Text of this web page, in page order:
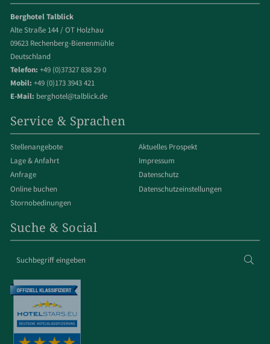
Berghotel Talblick
Alte Straße 144 / OT Holzhau
09623 Rechenberg-Bienenmühle
Deutschland
Telefon: +49 (0)37327 838 29 0
Mobil: +49 (0)173 3943 421
E-Mail: berghotel@talblick.de
Service & Sprachen
Stellenangebote
Lage & Anfahrt
Anfrage
Online buchen
Stornobedinungen
Aktuelles Prospekt
Impressum
Datenschutz
Datenschut­z­einstellungen
Suche & Social
Suchbegriff